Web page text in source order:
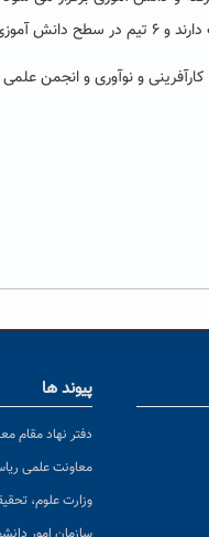
می کنند.
و نوآوری و انجمن
پیوند ها
دفتر نهاد مقام
معاونت علمی
وزارت علوم،